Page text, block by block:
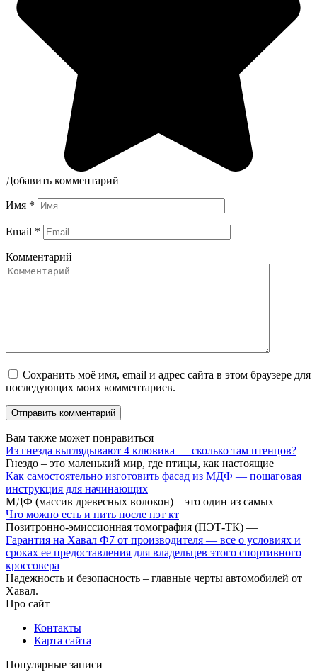
Добавить комментарий
Имя *
Email *
Комментарий
Сохранить моё имя, email и адрес сайта в этом браузере для
последующих моих комментариев.
Вам также может понравиться
Из гнезда выглядывают 4 клювика — сколько там птенцов?
Гнездо – это маленький мир, где птицы, как настоящие
Как самостоятельно изготовить фасад из МДФ — пошаговая
инструкция для начинающих
МДФ (массив древесных волокон) – это один из самых
Что можно есть и пить после пэт кт
Позитронно-эмиссионная томография (ПЭТ-ТК) —
Гарантия на Хавал Ф7 от производителя — все о условиях и
сроках ее предоставления для владельцев этого спортивного
кроссовера
Надежность и безопасность – главные черты автомобилей от
Хавал.
Про сайт
Контакты
Карта сайта
Популярные записи